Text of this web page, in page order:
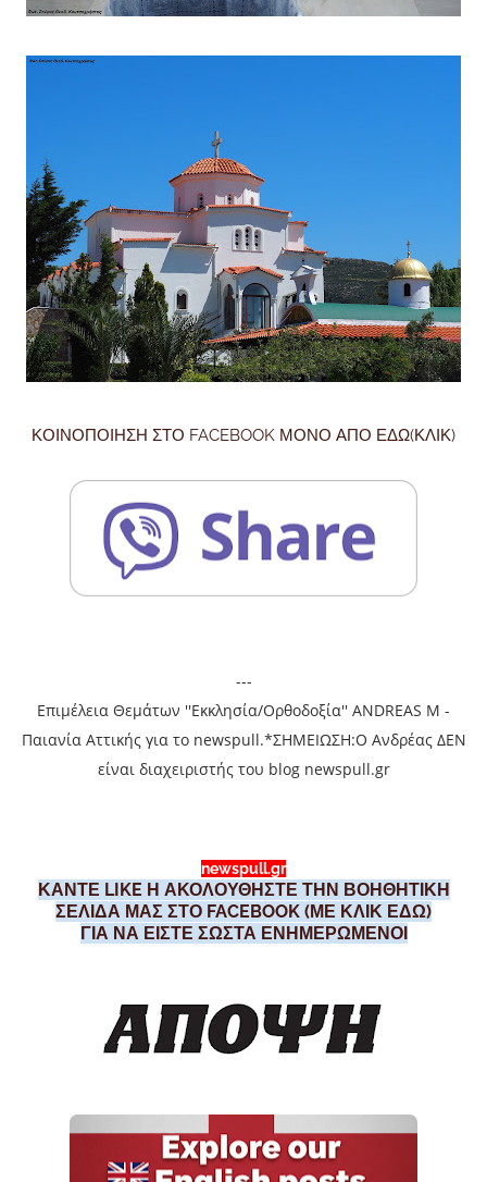
ΚΟΙΝΟΠΟΙΗΣΗ ΣΤΟ FACEBOOK ΜΟΝΟ ΑΠΟ ΕΔΩ(ΚΛΙΚ)
---
Επιμέλεια Θεμάτων ''Εκκλησία/Ορθοδοξία'' ANDREAS M -
Παιανία Αττικής για το newspull.*ΣΗΜΕΙΩΣΗ:Ο Ανδρέας ΔΕΝ
είναι διαχειριστής του blog newspull.gr
newspull.gr
ΚΑΝΤΕ LIKE Η ΑΚΟΛΟΥΘΗΣΤΕ ΤΗΝ ΒΟΗΘΗΤΙΚΗ
ΣΕΛΙΔΑ ΜΑΣ ΣΤΟ FACEBOOK (ΜΕ ΚΛΙΚ ΕΔΩ)
ΓΙΑ ΝΑ ΕΙΣΤΕ ΣΩΣΤΑ ΕΝΗΜΕΡΩΜΕΝΟΙ